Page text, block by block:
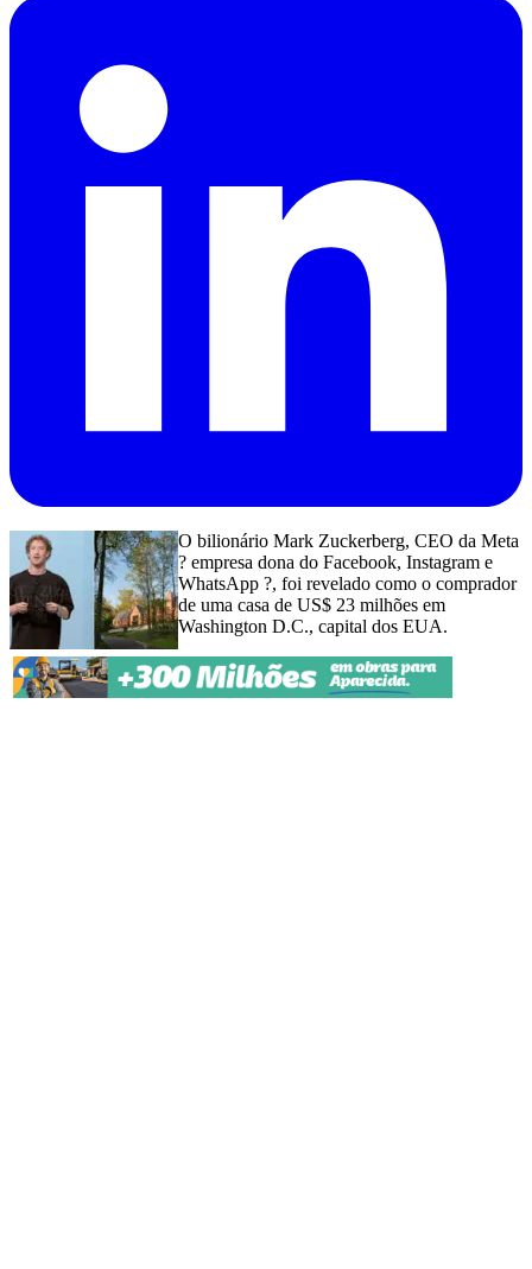
O bilionário Mark Zuckerberg, CEO da Meta
? empresa dona do Facebook, Instagram e
WhatsApp ?, foi revelado como o comprador
de uma casa de US$ 23 milhões em
Washington D.C., capital dos EUA.